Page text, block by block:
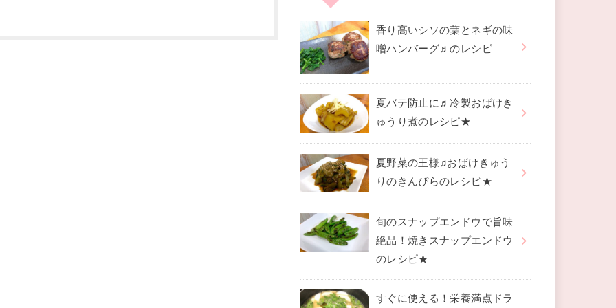
香り高いシソの葉とネギの味
噌ハンバーグ♬のレシピ
夏バテ防止に♬冷製おばけき
ゅうり煮のレシピ★
夏野菜の王様♫おばけきゅう
りのきんぴらのレシピ★
旬のスナップエンドウで旨味
絶品！焼きスナップエンドウ
のレシピ★
すぐに使える！栄養満点ドラ